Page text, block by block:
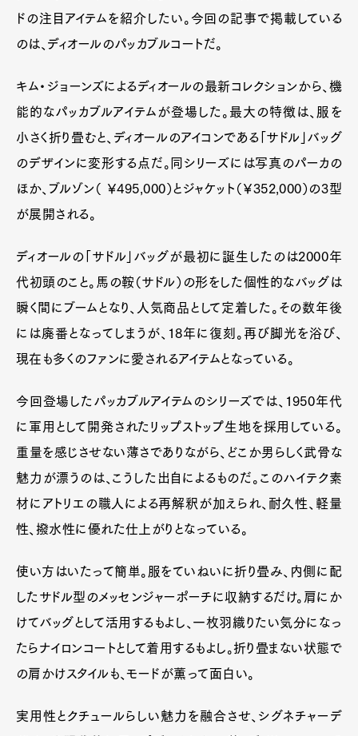
ドの注目アイテムを紹介したい。今回の記事で掲載している
のは、ディオールのパッカブルコートだ。
キム・ジョーンズによるディオールの最新コレクションから、機
能的なパッカブルアイテムが登場した。最大の特徴は、服を
小さく折り畳むと、ディオールのアイコンである「サドル」バッグ
のデザインに変形する点だ。同シリーズには写真のパーカの
ほか、ブルゾン（ ￥495,000）とジャケット（￥352,000）の3型
が展開される。
ディオールの「サドル」バッグが最初に誕生したのは2000年
代初頭のこと。馬の鞍（サドル）の形をした個性的なバッグは
瞬く間にブームとなり、人気商品として定着した。その数年後
には廃番となってしまうが、18年に復刻。再び脚光を浴び、
現在も多くのファンに愛されるアイテムとなっている。
今回登場したパッカブルアイテムのシリーズでは、1950年代
に軍用として開発されたリップストップ生地を採用している。
重量を感じさせない薄さでありながら、どこか男らしく武骨な
魅力が漂うのは、こうした出自によるものだ。このハイテク素
材にアトリエの職人による再解釈が加えられ、耐久性、軽量
性、撥水性に優れた仕上がりとなっている。
使い方はいたって簡単。服をていねいに折り畳み、内側に配
したサドル型のメッセンジャーポーチに収納するだけ。肩にか
けてバッグとして活用するもよし、一枚羽織りたい気分になっ
たらナイロンコートとして着用するもよし。折り畳まない状態で
の肩かけスタイルも、モードが薫って面白い。
実用性とクチュールらしい魅力を融合させ、シグネチャーデ